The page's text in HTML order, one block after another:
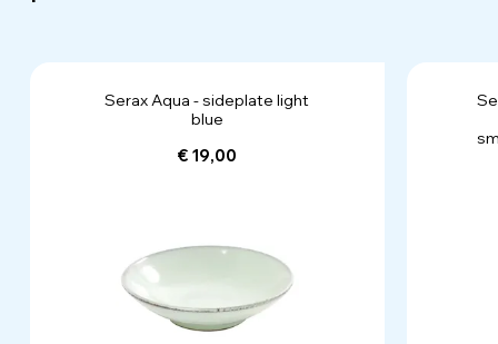
Serax Aqua - sideplate light
blue
€ 19,00